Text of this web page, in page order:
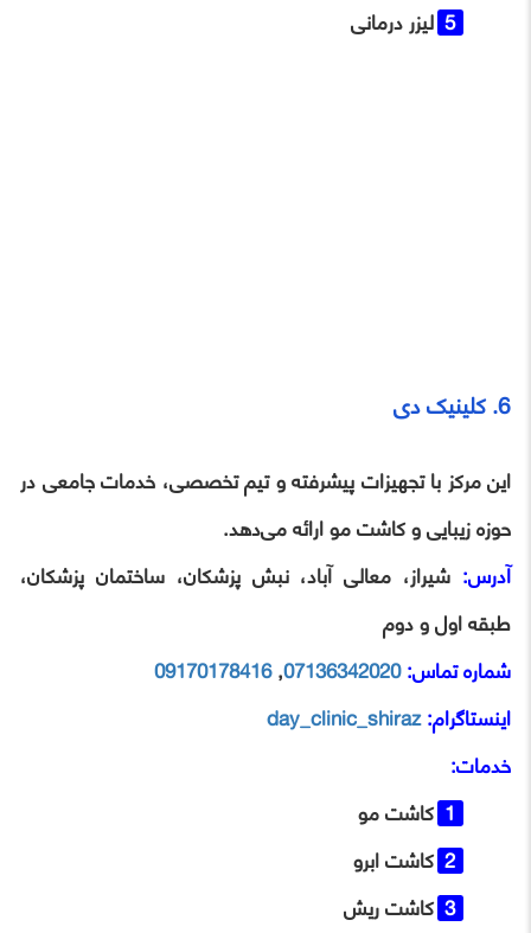
لیزر درمانی
6. کلینیک دی
این مرکز با تجهیزات پیشرفته و تیم تخصصی، خدمات جامعی در
حوزه زیبایی و کاشت مو ارائه می‌دهد.
آدرس: شیراز، معالی آباد، نبش پزشکان، ساختمان پزشکان،
طبقه اول و دوم
شماره تماس:07136342020
,
09170178416
اینستاگرام:day_clinic_shiraz
خدمات:
کاشت مو
کاشت ابرو
کاشت ریش